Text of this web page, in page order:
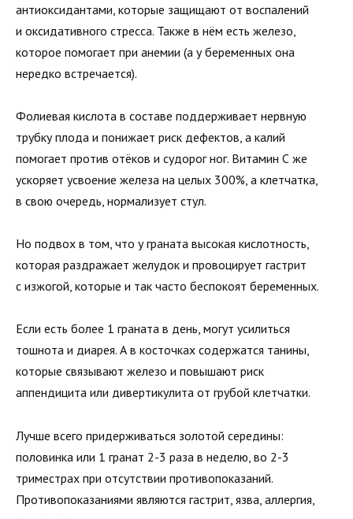
антиоксидантами, которые защищают от воспалений
и оксидативного стресса. Также в нём есть железо,
которое помогает при анемии (а у беременных она
нередко встречается).
Фолиевая кислота в составе поддерживает нервную
трубку плода и понижает риск дефектов, а калий
помогает против отёков и судорог ног. Витамин С же
ускоряет усвоение железа на целых 300%, а клетчатка,
в свою очередь, нормализует стул.
Но подвох в том, что у граната высокая кислотность,
которая раздражает желудок и провоцирует гастрит
с изжогой, которые и так часто беспокоят беременных.
Если есть более 1 граната в день, могут усилиться
тошнота и диарея. А в косточках содержатся танины,
которые связывают железо и повышают риск
аппендицита или дивертикулита от грубой клетчатки.
Лучше всего придерживаться золотой середины:
половинка или 1 гранат 2-3 раза в неделю, во 2-3
триместрах при отсутствии противопоказаний.
Противопоказаниями являются гастрит, язва, аллергия,